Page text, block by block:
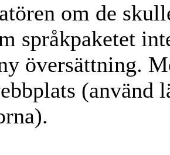
om de
språkpaketet
översättning.
(använd